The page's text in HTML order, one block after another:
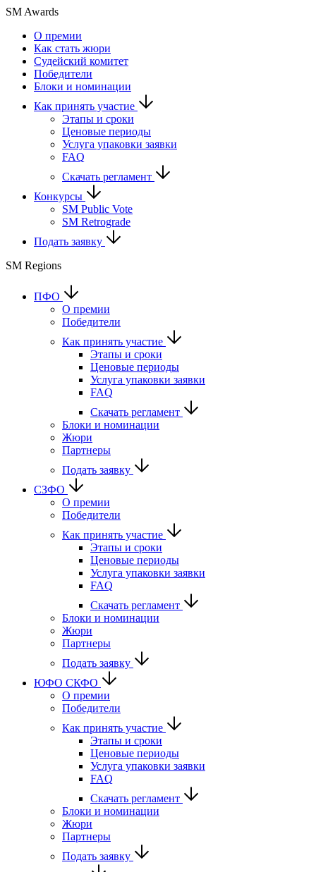
SM Awards
О премии
Как стать жюри
Судейский комитет
Победители
Блоки и номинации
Как принять участие
Этапы и сроки
Ценовые периоды
Услуга упаковки заявки
FAQ
Скачать регламент
Конкурсы
SM Public Vote
SM Retrograde
Подать заявку
SM Regions
ПФО
О премии
Победители
Как принять участие
Этапы и сроки
Ценовые периоды
Услуга упаковки заявки
FAQ
Скачать регламент
Блоки и номинации
Жюри
Партнеры
Подать заявку
СЗФО
О премии
Победители
Как принять участие
Этапы и сроки
Ценовые периоды
Услуга упаковки заявки
FAQ
Скачать регламент
Блоки и номинации
Жюри
Партнеры
Подать заявку
ЮФО СКФО
О премии
Победители
Как принять участие
Этапы и сроки
Ценовые периоды
Услуга упаковки заявки
FAQ
Скачать регламент
Блоки и номинации
Жюри
Партнеры
Подать заявку